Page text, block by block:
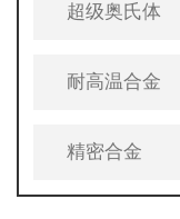
超级奥氏体
耐高温合金
精密合金